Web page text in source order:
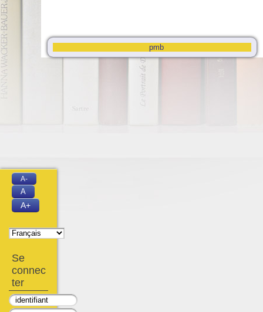
pmb
A-
A
A+
Se
connec
ter